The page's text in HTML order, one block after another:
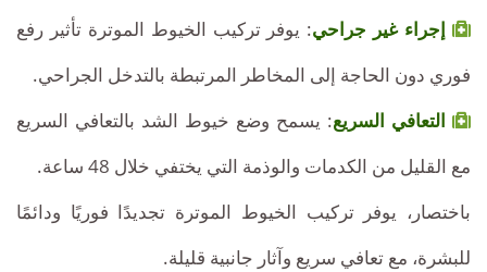
إجراء غير جراحي: يوفر تركيب الخيوط الموترة تأثير رفع
فوري دون الحاجة إلى المخاطر المرتبطة بالتدخل الجراحي.
التعافي السريع: يسمح وضع خيوط الشد بالتعافي السريع
مع القليل من الكدمات والوذمة التي يختفي خلال 48 ساعة.
باختصار، يوفر تركيب الخيوط الموترة تجديدًا فوريًا ودائمًا
للبشرة، مع تعافي سريع وآثار جانبية قليلة.